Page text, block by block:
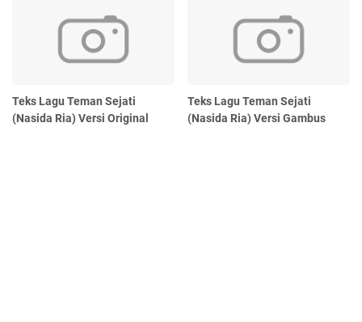
Teks Lagu Teman Sejati
(Nasida Ria) Versi Original
Teks Lagu Teman Sejati
(Nasida Ria) Versi Gambus